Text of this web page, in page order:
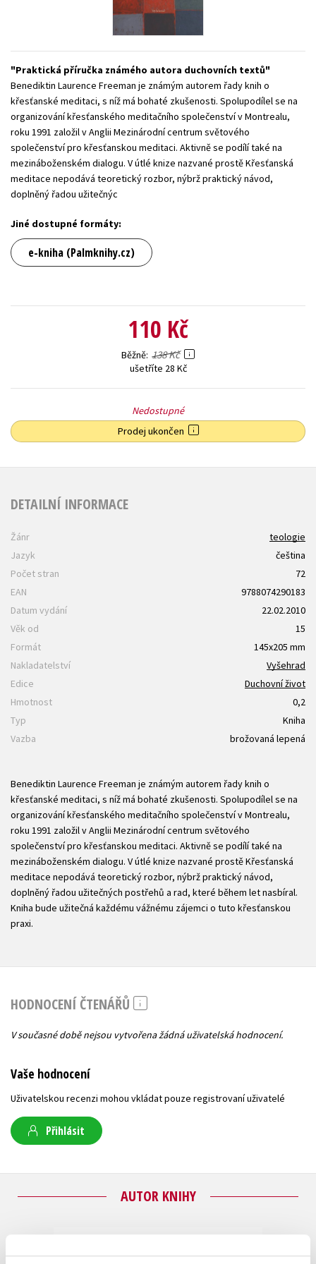
Zahraniční literatura
Všechny tituly
Praktická příručka známého autora duchovních textů
Benediktin Laurence Freeman je známým autorem řady knih o
křesťanské meditaci, s níž má bohaté zkušenosti. Spolupodílel se na
organizování křesťanského meditačního společenství v Montrealu,
roku 1991 založil v Anglii Mezinárodní centrum světového
společenství pro křesťanskou meditaci. Aktivně se podílí také na
mezináboženském dialogu. V útlé knize nazvané prostě Křesťanská
meditace nepodává teoretický rozbor, nýbrž praktický návod,
doplněný řadou užitečnýc
Jiné dostupné formáty:
e-kniha (Palmknihy.cz)
110 Kč
Běžně 138 Kč
ušetříte 28 Kč
Nedostupné
Prodej ukončen
DETAILNÍ INFORMACE
Žánr
teologie
Jazyk
čeština
Počet stran
72
EAN
9788074290183
Datum vydání
22.02.2010
Věk od
15
Formát
145x205 mm
Nakladatelství
Vyšehrad
Edice
Duchovní život
Hmotnost
0,2
Typ
Kniha
Vazba
brožovaná lepená
Benediktin Laurence Freeman je známým autorem řady knih o
křesťanské meditaci, s níž má bohaté zkušenosti. Spolupodílel se na
organizování křesťanského meditačního společenství v Montrealu,
roku 1991 založil v Anglii Mezinárodní centrum světového
společenství pro křesťanskou meditaci. Aktivně se podílí také na
mezináboženském dialogu. V útlé knize nazvané prostě Křesťanská
meditace nepodává teoretický rozbor, nýbrž praktický návod,
doplněný řadou užitečných postřehů a rad, které během let nasbíral.
Kniha bude užitečná každému vážnému zájemci o tuto křesťanskou
praxi.
HODNOCENÍ ČTENÁŘŮ
V současné době nejsou vytvořena žádná uživatelská hodnocení.
Vaše hodnocení
Uživatelskou recenzi mohou vkládat pouze registrovaní uživatelé
Přihlásit
AUTOR KNIHY